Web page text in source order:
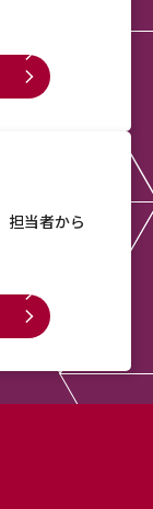
担当者から